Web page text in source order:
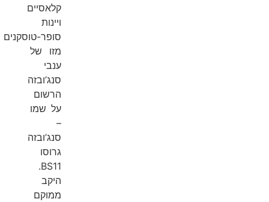
קלאסיים
ויינות
סופר-טוסקנים
מזו של
ענבי
סנג’ובזה
הרשום
על שמו
–
סנג’ובזה
גרוסו
BS11.
היקב
ממוקם